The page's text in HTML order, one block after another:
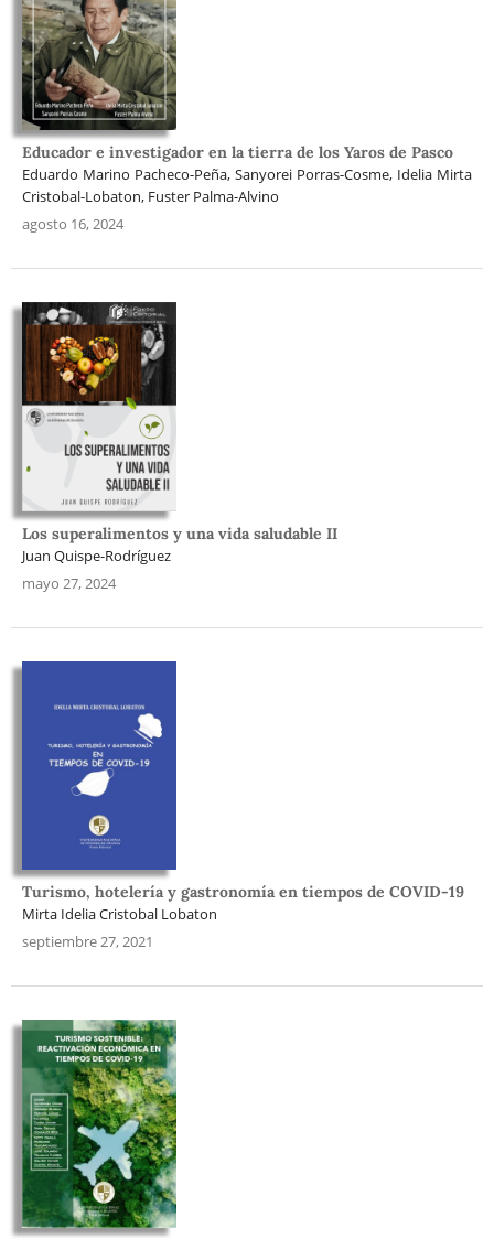
Educador e investigador en la tierra de los Yaros de Pasco
Eduardo Marino Pacheco-Peña, Sanyorei Porras-Cosme, Idelia Mirta
Cristobal-Lobaton, Fuster Palma-Alvino
agosto 16, 2024
Los superalimentos y una vida saludable II
Juan Quispe-Rodríguez
mayo 27, 2024
Turismo, hotelería y gastronomía en tiempos de COVID-19
Mirta Idelia Cristobal Lobaton
septiembre 27, 2021